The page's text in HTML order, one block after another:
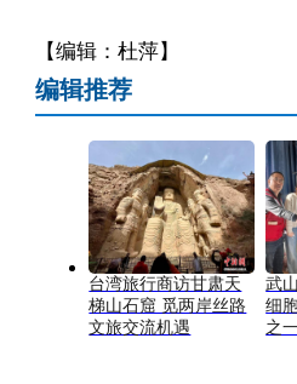
【编辑：杜萍】
编辑推荐
台湾旅行商访甘肃天
梯山石窟 觅两岸丝路
文旅交流机遇
武
细
之